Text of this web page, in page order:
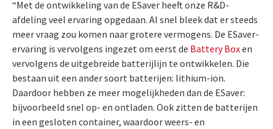
“Met de ontwikkeling van de ESaver heeft onze R&D-
afdeling veel ervaring opgedaan. Al snel bleek dat er steeds
meer vraag zou komen naar grotere vermogens. De ESaver-
ervaring is vervolgens ingezet om eerst de Battery Boxen
vervolgens de uitgebreide batterijlijn te ontwikkelen. Die
bestaan uit een ander soort batterijen: lithium-ion.
Daardoor hebben ze meer mogelijkheden dan de ESaver:
bijvoorbeeld snel op- en ontladen. Ook zitten de batterijen
in een gesloten container, waardoor weers- en